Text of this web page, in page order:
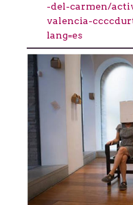
-del-carmen/
valencia-
lang=es